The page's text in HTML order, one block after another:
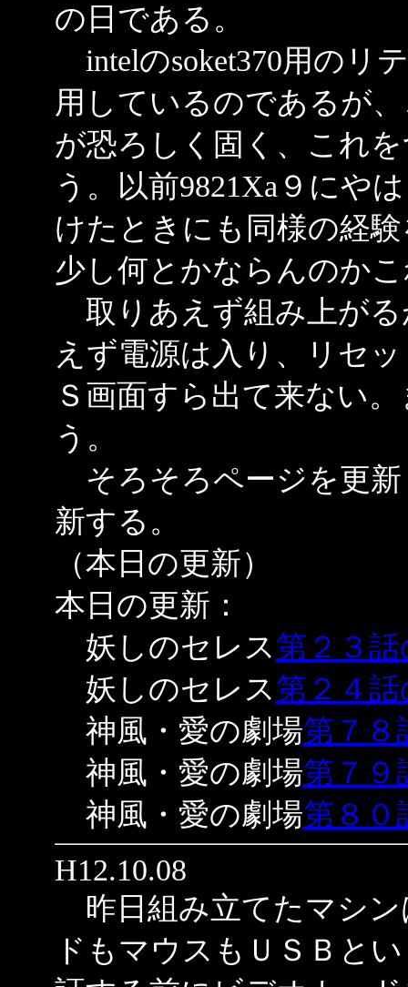
の日である。
intelのsoket370用のリ
用しているのであるが
が恐ろしく固く、これ
う。以前9821Xa９にや
けたときにも同様の経
少し何とかならんのか
取りあえず組み上がる
えず電源は入り、リセ
Ｓ画面すら出て来ない
う。
そろそろページを更新
新する。
（本日の更新）
本日の更新：
妖しのセレス第２３
妖しのセレス第２４
神風・愛の劇場第７８
神風・愛の劇場第７９
神風・愛の劇場第８０
H12.10.08
昨日組み立てたマシン
ドもマウスもＵＳＢと